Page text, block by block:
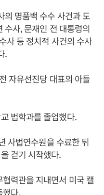
의 명품백 수수 사건과 도
수사, 문재인 전 대통령의
사 등 정치적 사건의 수사
.
자유선진당 대표의 아들
법학과를 졸업했다.
사법연수원을 수료한 뒤
걷기 시작했다.
력관을 지내면서 미국 캘
했다.